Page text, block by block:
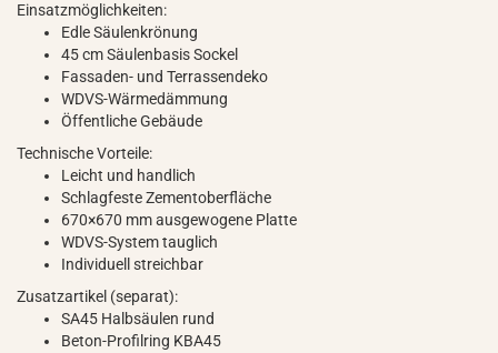
Einsatzmöglichkeiten:
Edle Säulenkrönung
45 cm Säulenbasis Sockel
Fassaden- und Terrassendeko
WDVS-Wärmedämmung
Öffentliche Gebäude
Technische Vorteile:
Leicht und handlich
Schlagfeste Zementoberfläche
670×670 mm ausgewogene Platte
WDVS-System tauglich
Individuell streichbar
Zusatzartikel (separat):
SA45 Halbsäulen rund
Beton-Profilring KBA45